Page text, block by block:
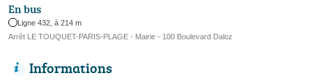
En bus
Ligne 432, à 214 m
Arrêt LE TOUQUET-PARIS-PLAGE - Mairie - 100 Boulevard Daloz
Informations